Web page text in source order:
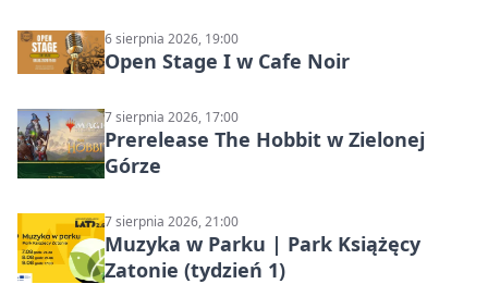
6 sierpnia 2026, 19:00
Open Stage I w Cafe Noir
7 sierpnia 2026, 17:00
Prerelease The Hobbit w Zielonej
Górze
7 sierpnia 2026, 21:00
Muzyka w Parku | Park Książęcy
Zatonie (tydzień 1)